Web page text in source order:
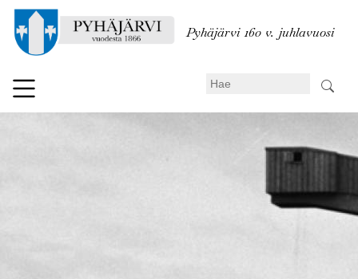
pääsisältöön
Pyhäjärvi 160 v. juhlavuosi
Search